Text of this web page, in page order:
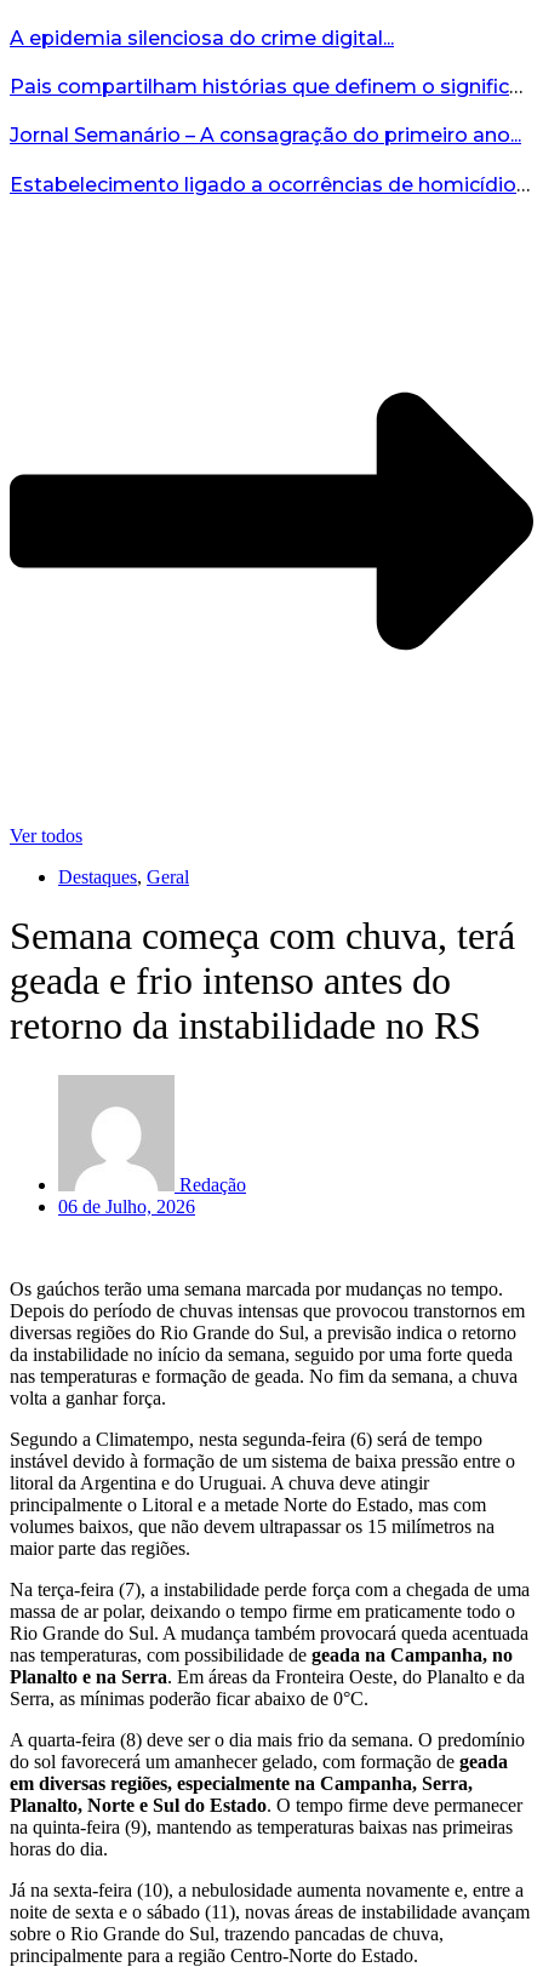
A epidemia silenciosa do crime digital...
Pais compartilham histórias que definem o significado da missão...
Jornal Semanário – A consagração do primeiro ano...
Estabelecimento ligado a ocorrências de homicídio é interditado durante fiscalização em Bento...
Ver todos
Destaques, Geral
Semana começa com chuva, terá
geada e frio intenso antes do
retorno da instabilidade no RS
Redação
06 de Julho, 2026
Os gaúchos terão uma semana marcada por mudanças no tempo.
Depois do período de chuvas intensas que provocou transtornos em
diversas regiões do Rio Grande do Sul, a previsão indica o retorno
da instabilidade no início da semana, seguido por uma forte queda
nas temperaturas e formação de geada. No fim da semana, a chuva
volta a ganhar força.
Segundo a Climatempo, nesta segunda-feira (6) será de tempo
instável devido à formação de um sistema de baixa pressão entre o
litoral da Argentina e do Uruguai. A chuva deve atingir
principalmente o Litoral e a metade Norte do Estado, mas com
volumes baixos, que não devem ultrapassar os 15 milímetros na
maior parte das regiões.
Na terça-feira (7), a instabilidade perde força com a chegada de uma
massa de ar polar, deixando o tempo firme em praticamente todo o
Rio Grande do Sul. A mudança também provocará queda acentuada
nas temperaturas, com possibilidade de geada na Campanha, no
Planalto e na Serra. Em áreas da Fronteira Oeste, do Planalto e da
Serra, as mínimas poderão ficar abaixo de 0°C.
A quarta-feira (8) deve ser o dia mais frio da semana. O predomínio
do sol favorecerá um amanhecer gelado, com formação de geada
em diversas regiões, especialmente na Campanha, Serra,
Planalto, Norte e Sul do Estado. O tempo firme deve permanecer
na quinta-feira (9), mantendo as temperaturas baixas nas primeiras
horas do dia.
Já na sexta-feira (10), a nebulosidade aumenta novamente e, entre a
noite de sexta e o sábado (11), novas áreas de instabilidade avançam
sobre o Rio Grande do Sul, trazendo pancadas de chuva,
principalmente para a região Centro-Norte do Estado.